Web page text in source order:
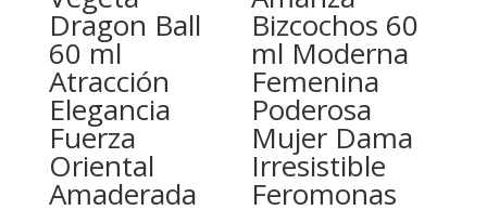
Dragon Ball
60 ml
Atracción
Elegancia
Fuerza
Oriental
Amaderada
Bizcochos 60
ml Moderna
Femenina
Poderosa
Mujer Dama
Irresistible
Feromonas